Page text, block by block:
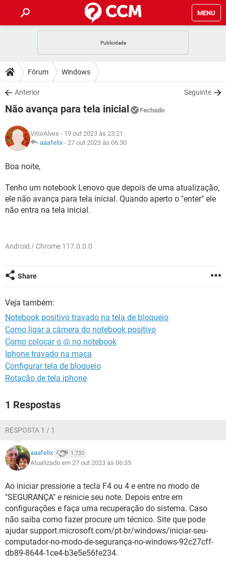
MENU
CELULAR
OUTLOOK
INSTAGRAM GMAIL
GUIA DE COMPRAS
DICAS
JOGOS
INSTAGRAM GMAIL
GUIA DE COMPRAS
DOWNLOADS
JOGOS WHATSAPP
CELULAR
OUTLOOK EXCEL
JOGOS WHATSAPP
CELULAR
OUTLOOK
INSTAGRAM GMAIL
GUIA DE COMPRAS
GLOSSÁRIO
OUTLOOK EXCEL
INSTAGRAM
Fórum Windows
Anterior Seguinte
Não avança para tela inicial Fechado
VitorAlves - 19 out 2023 às 23:21
aaafelix - 27 out 2023 às 06:30
Boa noite,
Tenho um notebook Lenovo que depois de uma atualização,
ele não avança para tela inicial. Quando aperto o "enter" ele
não entra na tela inicial.
Android / Chrome 117.0.0.0
Share
Veja também:
Notebook positivo travado na tela de bloqueio
Como ligar a câmera do notebook positivo
Como colocar o @ no notebook
Iphone travado na maça
Configurar tela de bloqueio
Rotação de tela iphone
1 Respostas
RESPOSTA 1 / 1
aaafelix 1.730
Atualizado em 27 out 2023 às 06:35
Ao iniciar pressione a tecla F4 ou 4 e entre no modo de
"SEGURANÇA" e reinicie seu note. Depois entre em
configurações e faça uma recuperação do sistema. Caso
não saiba como fazer procure um técnico. Site que pode
ajudar support.microsoft.com/pt-br/windows/iniciar-seu-
computador-no-modo-de-segurança-no-windows-92c27cff-
db89-8644-1ce4-b3e5e56fe234.